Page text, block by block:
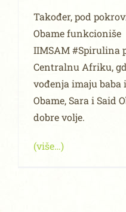
Također, pod
Obame funkcioniše
IIMSAM #Spirulina
Centralnu Afriku,
vođenja imaju
Obame, Sara i Said
dobre volje.
(više…)